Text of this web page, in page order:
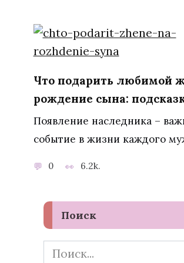
Что подарить любимой
рождение сына:
Появление наследника –
событие в жизни каждого
0 6.2k.
Поиск
Search